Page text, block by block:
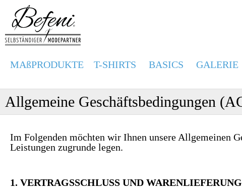
MAßPRODUKTE T-SHIRTS BASICS GALERIE
Allgemeine Geschäftsbedingungen
Im Folgenden möchten wir Ihnen unsere Allgemeinen
Leistungen zugrunde legen.
1. VERTRAGSSCHLUSS UND